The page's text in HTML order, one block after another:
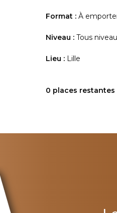
Format : À
Niveau : Tous
Lieu : Lille
0 places restantes